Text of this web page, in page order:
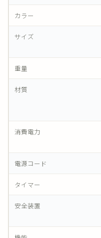
カラー
サイズ
重量
材質
消費電力
電源コード
タイマー
安全装置